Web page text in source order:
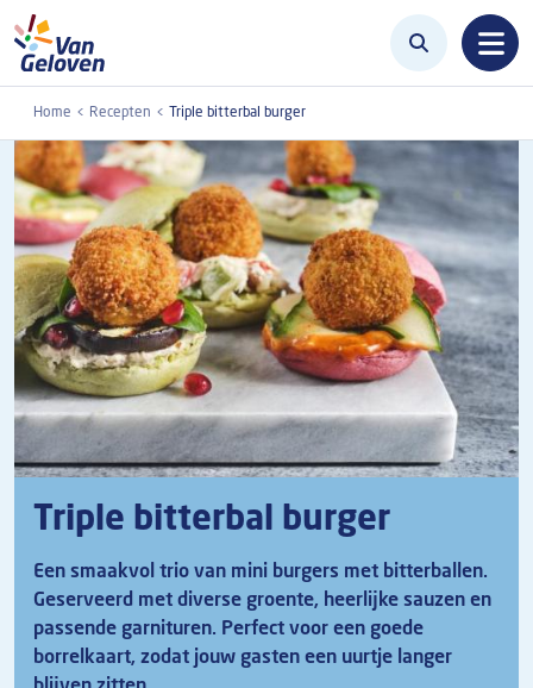
Overslaan en naar de inhoud gaan
Home Recepten Triple bitterbal burger
Triple bitterbal burger
Een smaakvol trio van mini burgers met bitterballen.
Geserveerd met diverse groente, heerlijke sauzen en
passende garnituren. Perfect voor een goede
borrelkaart, zodat jouw gasten een uurtje langer